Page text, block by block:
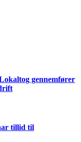
gennemfører
tillid til